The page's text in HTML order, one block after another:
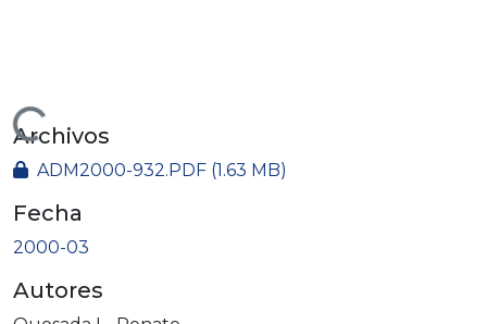
Cargando...
Archivos
ADM2000-932.PDF (1.63 MB)
Fecha
2000-03
Autores